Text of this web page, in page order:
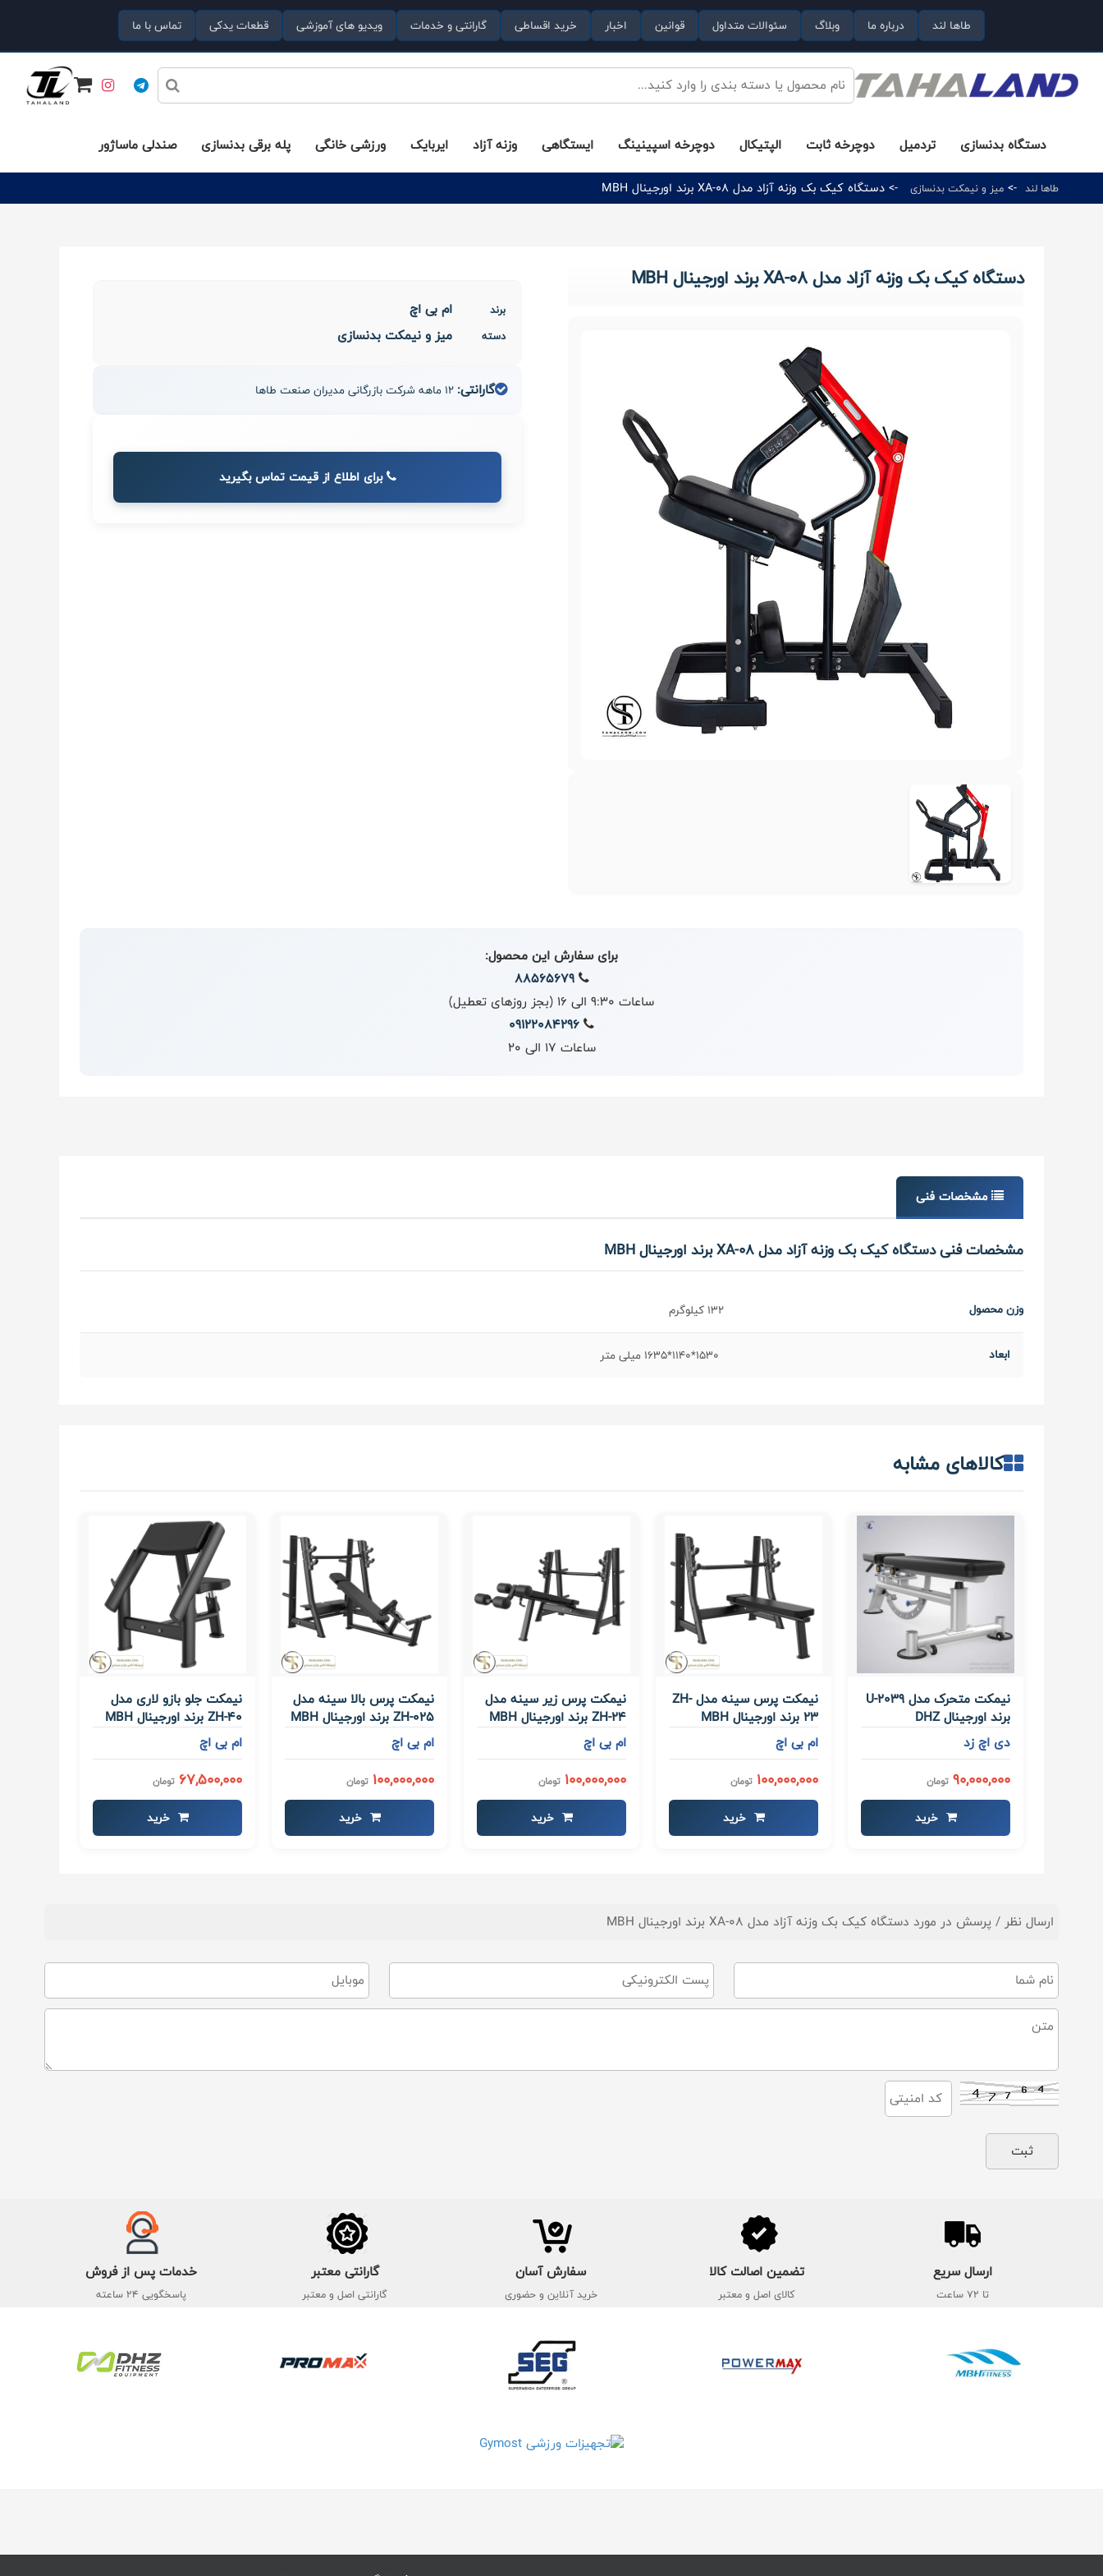
طاها لند درباره ما وبلاگ سئوالات متداول قوانین اخبار خرید اقساطی گارانتی و خدمات ویدیو های آموزشی قطعات یدکی تماس با ما
دستگاه بدنسازی تردمیل دوچرخه ثابت الپتیکال دوچرخه اسپینینگ ایستگاهی وزنه آزاد ایربایک ورزشی خانگی پله برقی بدنسازی صندلی ماساژور
طاها لند -> میز و نیمکت بدنسازی -> دستگاه کیک بک وزنه آزاد مدل XA-08 برند اورجینال MBH
دستگاه کیک بک وزنه آزاد مدل XA-08 برند اورجینال MBH
برند ام بی اچ
دسته میز و نیمکت بدنسازی
گارانتی:
برای اطلاع از قیمت تماس بگیرید
برای سفارش این محصول:
88565679
ساعات 9:30 الی 16 (بجز روزهای تعطیل)
09122084296
ساعات 17 الی 20
مشخصات فنی
مشخصات فنی دستگاه کیک بک وزنه آزاد مدل XA-08 برند اورجینال MBH
وزن محصول 132 کیلوگرم
ابعاد 1530*1140*1635 میلی متر
کالاهای مشابه
نیمکت متحرک مدل U-2039
برند اورجینال DHZ
دی اچ زد
90,000,000 تومان
خرید
نیمکت پرس سینه مدل ZH-
23 برند اورجینال MBH
ام بی اچ
100,000,000 تومان
خرید
نیمکت پرس زیر سینه مدل
ZH-24 برند اورجینال MBH
ام بی اچ
100,000,000 تومان
خرید
نیمکت پرس بالا سینه مدل
ZH-025 برند اورجینال MBH
ام بی اچ
100,000,000 تومان
خرید
نیمکت جلو بازو لاری مدل
ZH-40 برند اورجینال MBH
ام بی اچ
67,500,000 تومان
خرید
ارسال نظر / پرسش در مورد دستگاه کیک بک وزنه آزاد مدل XA-08 برند اورجینال MBH
ارسال سریع
تا 72 ساعت
تضمین اصالت کالا
کالای اصل و معتبر
سفارش آسان
خرید آنلاین و حضوری
گارانتی معتبر
گارانتی اصل و معتبر
خدمات پس از فروش
پاسخگویی 24 ساعته